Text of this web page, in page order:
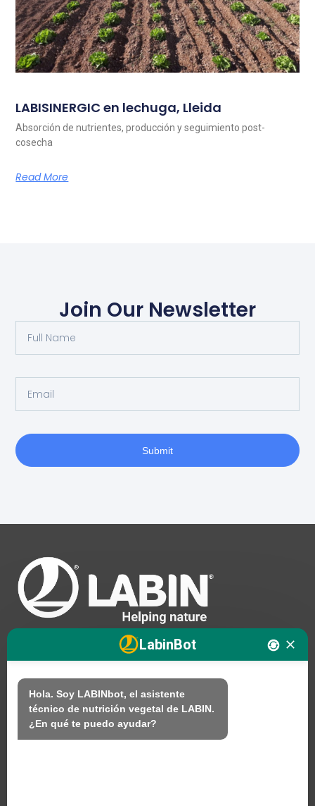
LABISINERGIC en lechuga, Lleida
Absorción de nutrientes, producción y seguimiento post-
cosecha
Read More
Join Our Newsletter
Submit
r
i
v
e
Nosotros
Productos
LabinBot
Hola. Soy LABINbot, el asistente
técnico de nutrición vegetal de LABIN.
¿En qué te puedo ayudar?